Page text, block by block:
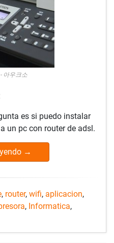
아우크소
es si puedo instalar
un pc con router de adsl.
→
, router, wifi, aplicacion,
, Informatica,